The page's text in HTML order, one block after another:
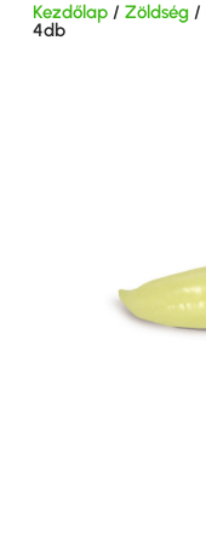
Kezdőlap/ Zöldség/
4db